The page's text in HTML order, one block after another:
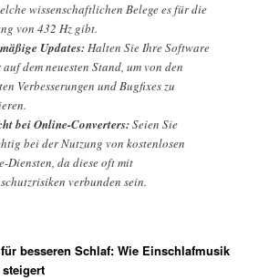
wissenschaftlichen Belege es für die
von 432 Hz gibt.
Updates:Halten Sie Ihre Software
auf dem neuesten Stand, um von den
Verbesserungen und Bugfixes zu
bei Online-Converters:Seien Sie
bei der Nutzung von kostenlosen
Diensten, da diese oft mit
verbunden sein.
besseren Schlaf: Wie Einschlafmusik